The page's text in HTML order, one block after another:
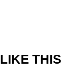
THIS